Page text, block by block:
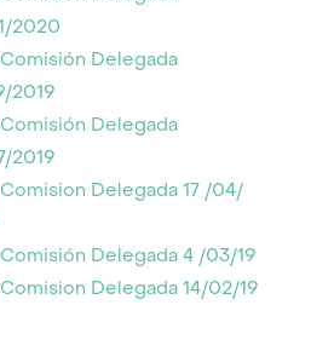
2020
Delegada
2019
Delegada
2019
Delegada 17 /04/
Delegada 4 /03/19
Delegada 14/02/19